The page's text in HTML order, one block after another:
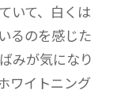
いて、白くは
るのを感じた
みが気になり
ワイトニング